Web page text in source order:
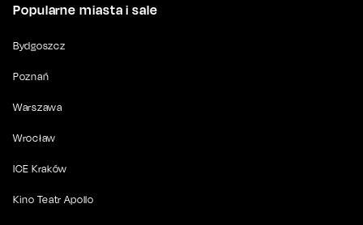
Popularne miasta i sale
Bydgoszcz
Poznań
Warszawa
Wrocław
ICE Kraków
Kino Teatr Apollo